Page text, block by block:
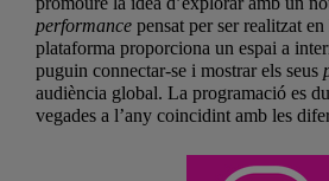
performance pensat per ser realitzat
plataforma proporciona un espai a
puguin connectar-se i mostrar els seus
audiència global. La programació es
vegades a l’any coincidint amb les